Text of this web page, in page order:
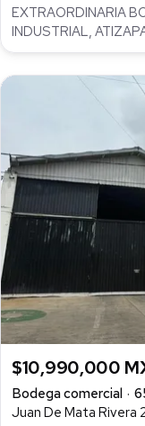
EXTRAORDINARIA
INDUSTRIAL,
$10,990,000
Bodega comercial
Juan De Mata Rivera